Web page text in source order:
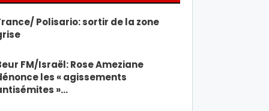
Polisario: sortir de la zone
FM/Israël: Rose Ameziane
les « agissements
»…